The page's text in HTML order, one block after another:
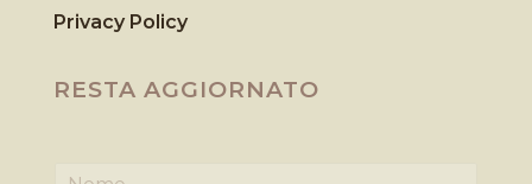
Privacy Policy
RESTA AGGIORNATO